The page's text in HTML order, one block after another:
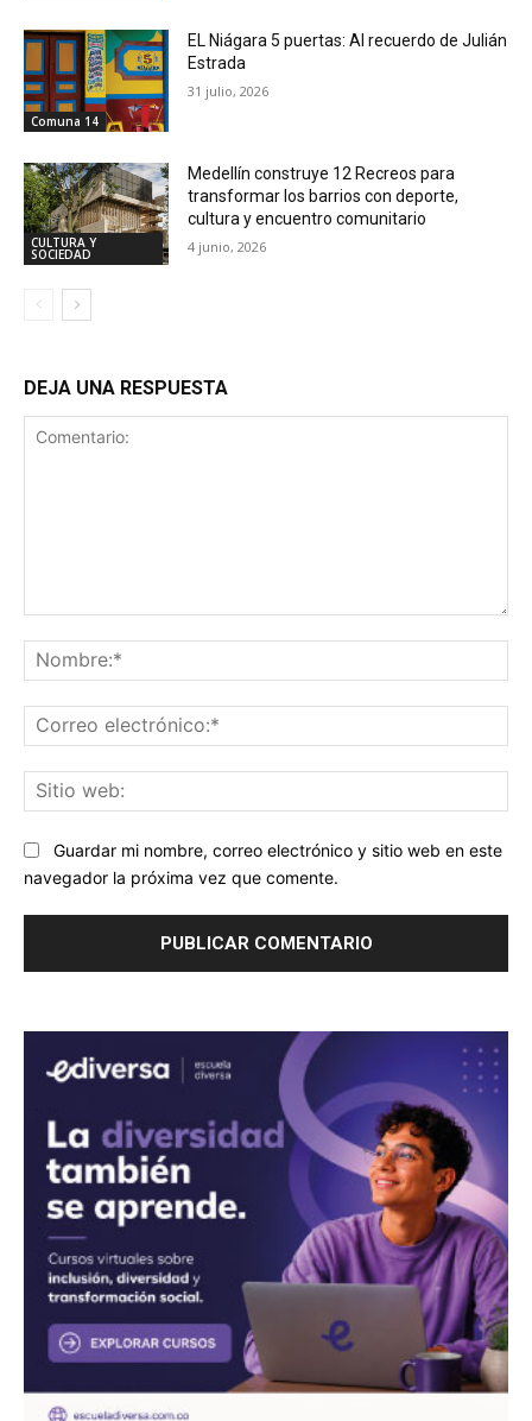
Comuna 14
EL Niágara 5 puertas: Al recuerdo de Julián
Estrada
31 julio, 2026
CULTURA Y
SOCIEDAD
Medellín construye 12 Recreos para
transformar los barrios con deporte,
cultura y encuentro comunitario
4 junio, 2026
DEJA UNA RESPUESTA
Guardar mi nombre, correo electrónico y sitio web en este
navegador la próxima vez que comente.